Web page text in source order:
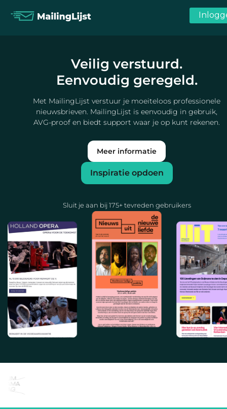
Veilig verstuurd.
Eenvoudig geregeld.
Met MailingLijst verstuur je moeiteloos professionele
nieuwsbrieven. MailingLijst is eenvoudig in gebruik,
AVG-proof en biedt support waar je op kunt rekenen.
Meer informatie
Inspiratie opdoen
Sluit je aan bij 175+ tevreden gebruikers